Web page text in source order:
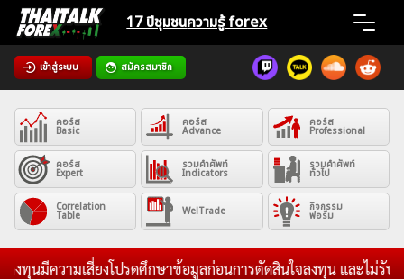
Skip
content
17 ปีชุมชนความรู้ forex
เข้าสู่ระบบ สมัครสมาชิก
Home
News
Articles
VPS Register
คอร์ส
Basic
คอร์ส
Advance
คอร์ส
Professional
คอร์ส
Expert
รวมคำศัพท์
Indicators
รวมคำศัพท์
ทั่วไป
Correlation
Table WelTrade กิจกรรม
ฟอรั่ม
นมีความเสี่ยงโปรดศึกษาข้อมูลก่อนการตัดสินใจลงทุน และไม่รับระ